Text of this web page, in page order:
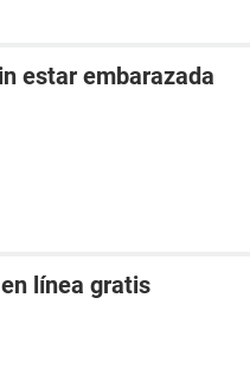
estar embarazada
línea gratis